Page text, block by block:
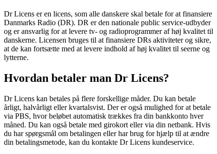
Dr Licens er en licens, som alle danskere skal betale for at finansiere
Danmarks Radio (DR). DR er den nationale public service-udbyder
og er ansvarlig for at levere tv- og radioprogrammer af høj kvalitet til
danskerne. Licensen bruges til at finansiere DRs aktiviteter og sikre,
at de kan fortsætte med at levere indhold af høj kvalitet til seerne og
lytterne.
Hvordan betaler man Dr Licens?
Dr Licens kan betales på flere forskellige måder. Du kan betale
årligt, halvårligt eller kvartalsvist. Der er også mulighed for at betale
via PBS, hvor beløbet automatisk trækkes fra din bankkonto hver
måned. Du kan også betale med girokort eller via din netbank. Hvis
du har spørgsmål om betalingen eller har brug for hjælp til at ændre
din betalingsmetode, kan du kontakte Dr Licens kundeservice.